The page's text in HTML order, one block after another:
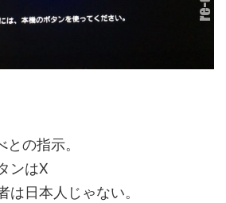
の指示。
ンはX
は日本人じゃない。